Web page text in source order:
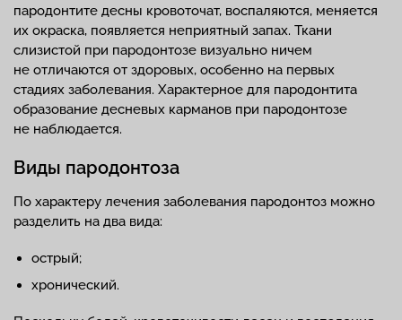
пародонтите десны кровоточат, воспаляются, меняется
их окраска, появляется неприятный запах. Ткани
слизистой при пародонтозе визуально ничем
не отличаются от здоровых, особенно на первых
стадиях заболевания. Характерное для пародонтита
образование десневых карманов при пародонтозе
не наблюдается.
Виды пародонтоза
По характеру лечения заболевания пародонтоз можно
разделить на два вида:
острый;
хронический.